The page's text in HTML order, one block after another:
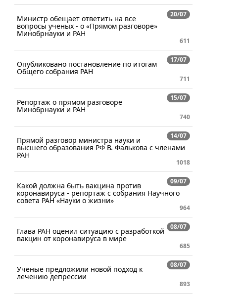
20/07
Министр обещает ответить на все
вопросы ученых - о «Прямом разговоре»
Минобрнауки и РАН
611
17/07
Опубликовано постановление по итогам
Общего собрания РАН
711
15/07
Репортаж о прямом разговоре
Минобрнауки и РАН
740
14/07
Прямой разговор министра науки и
высшего образования РФ В. Фалькова с членами
РАН
1018
09/07
Какой должна быть вакцина против
коронавируса - репортаж с собрания Научного
совета РАН «Науки о жизни»
964
08/07
Глава РАН оценил ситуацию с разработкой
вакцин от коронавируса в мире
685
08/07
Ученые предложили новой подход к
лечению депрессии
893